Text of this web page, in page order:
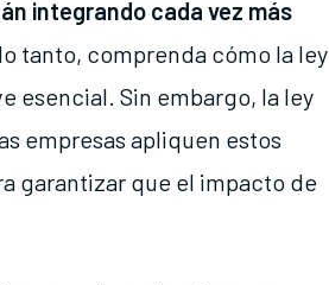
integrando cada vez más
tanto, comprenda cómo la ley
esencial. Sin embargo, la ley
empresas apliquen estos
garantizar que el impacto de